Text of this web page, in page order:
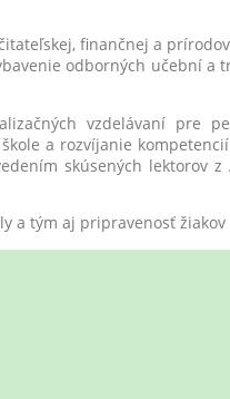
finančnej a
odborných učební a
vzdelávaní pre
a rozvíjanie
skúsených lektorov z
a tým aj pripravenosť